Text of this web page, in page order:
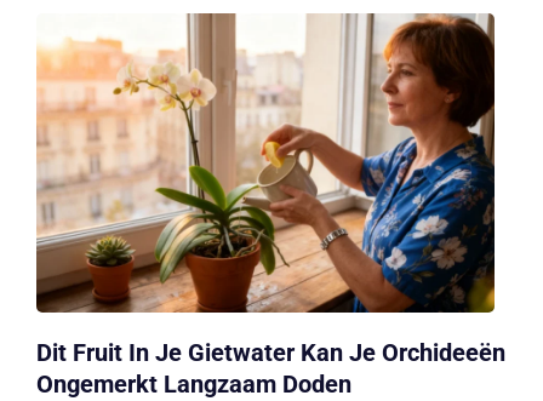
Dit Fruit In Je Gietwater Kan Je Orchideeën
Ongemerkt Langzaam Doden